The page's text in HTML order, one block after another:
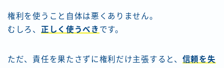
権利を使うこと自体は悪くありません。
むしろ、 正しく使うべき です。
ただ、責任を果たさずに権利だけ主張すると、 信頼を失